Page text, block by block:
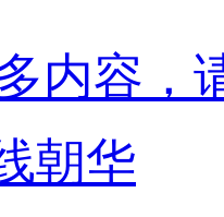
内容，
朝华